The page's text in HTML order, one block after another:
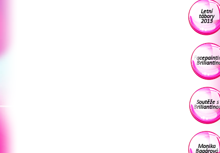
Letní
tábory
2013
Soutěže s
Monika
Bagárová